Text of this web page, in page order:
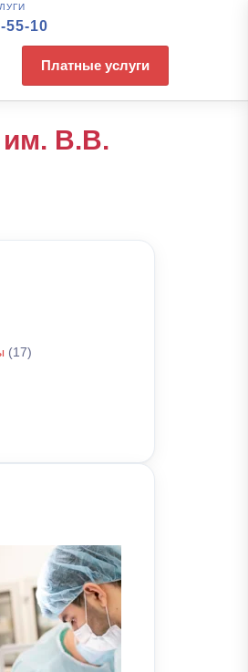
55-10
Платные услуги
им. В.В.
(17)